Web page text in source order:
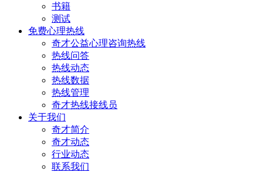
书籍
测试
免费心理热线
奇才公益心理咨询热线
热线问答
热线动态
热线数据
热线管理
奇才热线接线员
关于我们
奇才简介
奇才动态
行业动态
联系我们